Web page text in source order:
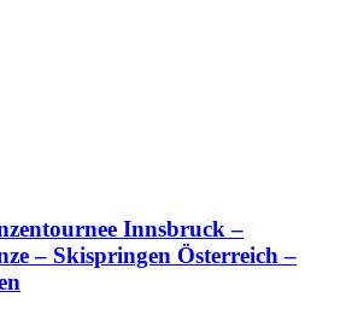
Innsbruck –
– Skispringen Österreich –